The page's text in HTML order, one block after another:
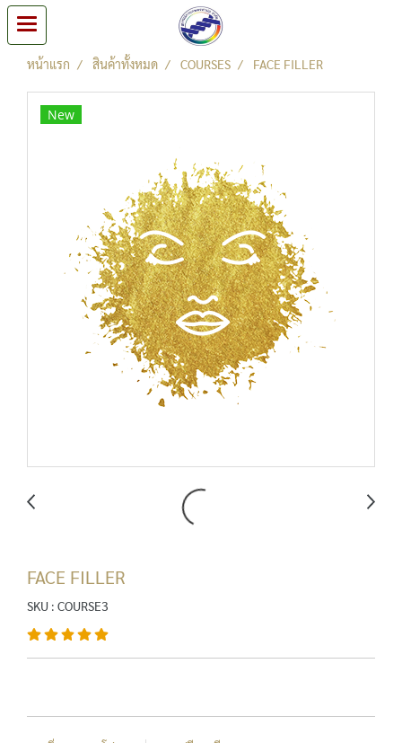
หน้าแรก สินค้าทั้งหมด COURSES FACE FILLER
New
FACE FILLER
SKU : COURSE3